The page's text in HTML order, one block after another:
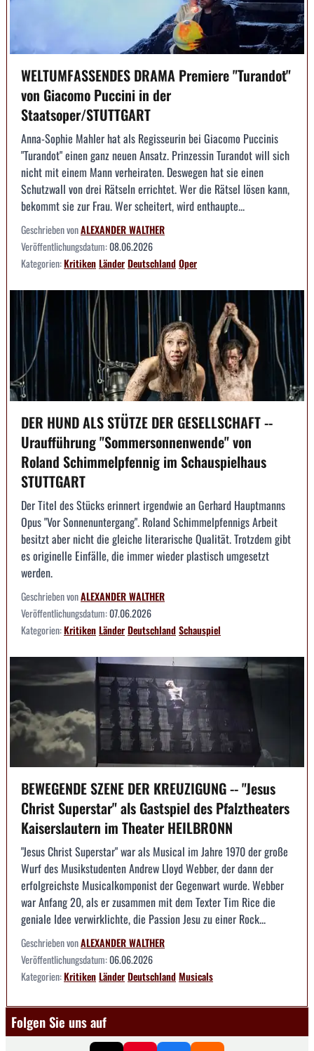
WELTUMFASSENDES DRAMA Premiere "Turandot"
von Giacomo Puccini in der
Staatsoper/STUTTGART
Anna-Sophie Mahler hat als Regisseurin bei Giacomo Puccinis
"Turandot" einen ganz neuen Ansatz. Prinzessin Turandot will sich
nicht mit einem Mann verheiraten. Deswegen hat sie einen
Schutzwall von drei Rätseln errichtet. Wer die Rätsel lösen kann,
bekommt sie zur Frau. Wer scheitert, wird enthaupte...
Geschrieben vonALEXANDER WALTHER
Veröffentlichungsdatum:08.06.2026
Kategorien:KritikenLänderDeutschlandOper
DER HUND ALS STÜTZE DER GESELLSCHAFT --
Uraufführung "Sommersonnenwende" von
Roland Schimmelpfennig im Schauspielhaus
STUTTGART
Der Titel des Stücks erinnert irgendwie an Gerhard Hauptmanns
Opus "Vor Sonnenuntergang". Roland Schimmelpfennigs Arbeit
besitzt aber nicht die gleiche literarische Qualität. Trotzdem gibt
es originelle Einfälle, die immer wieder plastisch umgesetzt
werden.
Geschrieben vonALEXANDER WALTHER
Veröffentlichungsdatum:07.06.2026
Kategorien:KritikenLänderDeutschlandSchauspiel
BEWEGENDE SZENE DER KREUZIGUNG -- "Jesus
Christ Superstar" als Gastspiel des Pfalztheaters
Kaiserslautern im Theater HEILBRONN
"Jesus Christ Superstar" war als Musical im Jahre 1970 der große
Wurf des Musikstudenten Andrew Lloyd Webber, der dann der
erfolgreichste Musicalkomponist der Gegenwart wurde. Webber
war Anfang 20, als er zusammen mit dem Texter Tim Rice die
geniale Idee verwirklichte, die Passion Jesu zu einer Rock...
Geschrieben vonALEXANDER WALTHER
Veröffentlichungsdatum:06.06.2026
Kategorien:KritikenLänderDeutschlandMusicals
Folgen Sie uns auf